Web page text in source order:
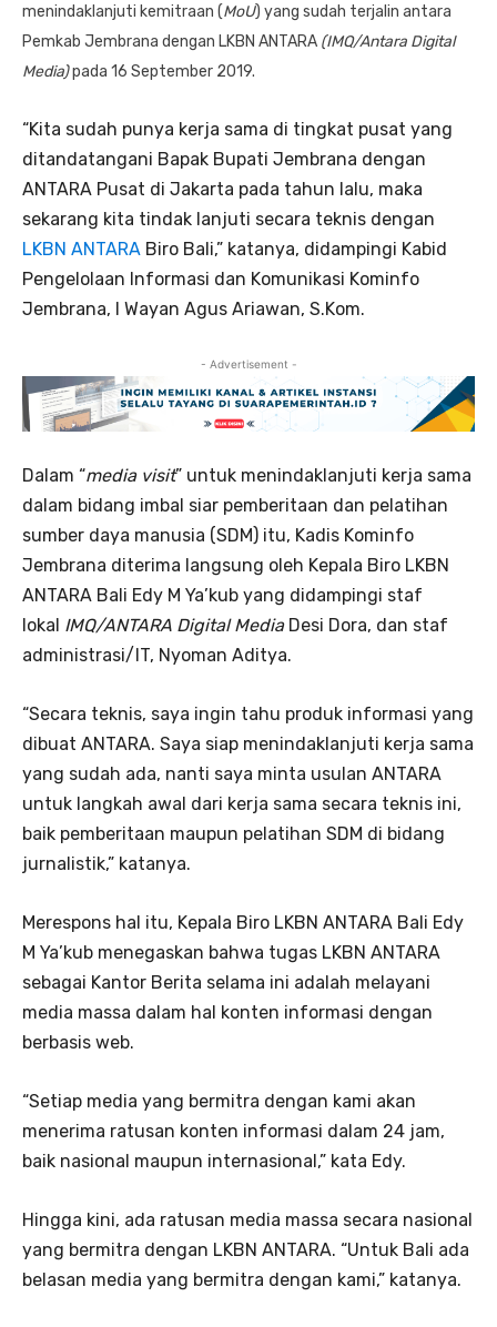
menindaklanjuti kemitraan (MoU) yang sudah terjalin antara
Pemkab Jembrana dengan LKBN ANTARA (IMQ/Antara Digital
Media)pada 16 September 2019.
“Kita sudah punya kerja sama di tingkat pusat yang
ditandatangani Bapak Bupati Jembrana dengan
ANTARA Pusat di Jakarta pada tahun lalu, maka
sekarang kita tindak lanjuti secara teknis dengan
LKBN ANTARA Biro Bali,” katanya, didampingi Kabid
Pengelolaan Informasi dan Komunikasi Kominfo
Jembrana, I Wayan Agus Ariawan, S.Kom.
- Advertisement -
Dalam “media visit” untuk menindaklanjuti kerja sama
dalam bidang imbal siar pemberitaan dan pelatihan
sumber daya manusia (SDM) itu, Kadis Kominfo
Jembrana diterima langsung oleh Kepala Biro LKBN
ANTARA Bali Edy M Ya’kub yang didampingi staf
lokal IMQ/ANTARA Digital MediaDesi Dora, dan staf
administrasi/IT, Nyoman Aditya.
“Secara teknis, saya ingin tahu produk informasi yang
dibuat ANTARA. Saya siap menindaklanjuti kerja sama
yang sudah ada, nanti saya minta usulan ANTARA
untuk langkah awal dari kerja sama secara teknis ini,
baik pemberitaan maupun pelatihan SDM di bidang
jurnalistik,” katanya.
Merespons hal itu, Kepala Biro LKBN ANTARA Bali Edy
M Ya’kub menegaskan bahwa tugas LKBN ANTARA
sebagai Kantor Berita selama ini adalah melayani
media massa dalam hal konten informasi dengan
berbasis web.
“Setiap media yang bermitra dengan kami akan
menerima ratusan konten informasi dalam 24 jam,
baik nasional maupun internasional,” kata Edy.
Hingga kini, ada ratusan media massa secara nasional
yang bermitra dengan LKBN ANTARA. “Untuk Bali ada
belasan media yang bermitra dengan kami,” katanya.